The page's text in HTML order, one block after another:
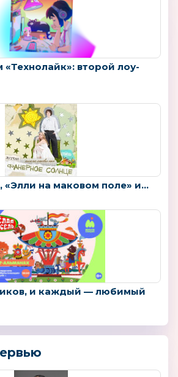
«Технолайк»: второй лоу-
«Элли на маковом поле» и...
и каждый — любимый